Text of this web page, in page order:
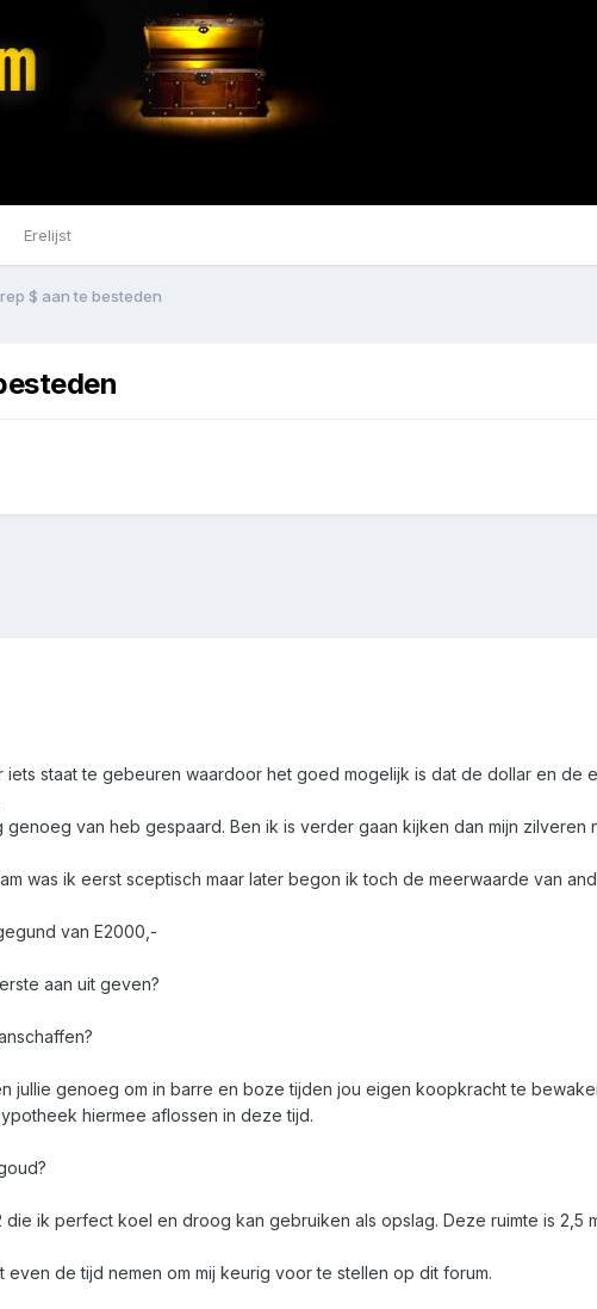
Erelijst
$ aan te besteden
staat te gebeuren waardoor het goed mogelijk is dat de dollar en de
genoeg van heb gespaard. Ben ik is verder gaan kijken dan mijn zilveren
was ik eerst sceptisch maar later begon ik toch de meerwaarde van
van E2000,-
aan uit geven?
jullie genoeg om in barre en boze tijden jou eigen koopkracht te
hiermee aflossen in deze tijd.
die ik perfect koel en droog kan gebruiken als opslag. Deze ruimte is 2,5
de tijd nemen om mij keurig voor te stellen op dit forum.